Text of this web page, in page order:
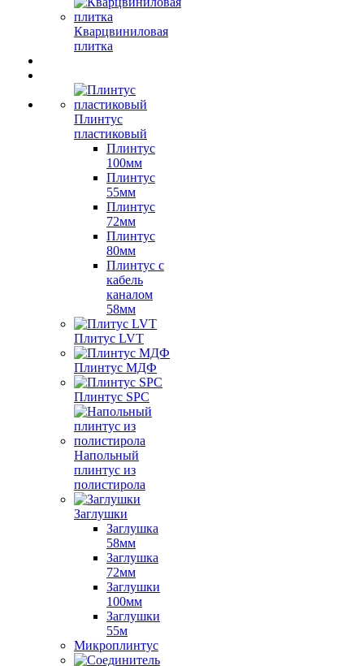
Кварцвиниловая
плитка
Плинтус
пластиковый
Плинтус
100мм
Плинтус
55мм
Плинтус
72мм
Плинтус
80мм
Плинтус с
кабель
каналом
58мм
Плитус LVT
Плинтус МДФ
Плинтус SPC
Напольный
плинтус из
полистирола
Заглушки
Заглушка
58мм
Заглушка
72мм
Заглушки
100мм
Заглушки
55м
Микроплинтус